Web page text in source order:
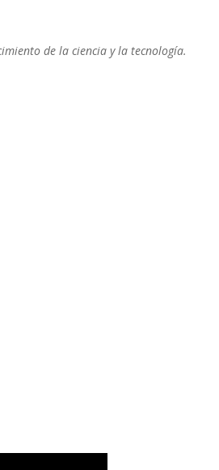
de la ciencia y la tecnología.